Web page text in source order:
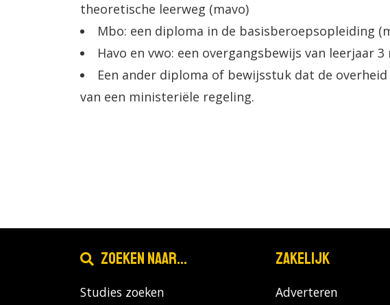
theoretische leerweg (mavo)
Mbo: een diploma in de basisberoepsopleiding
Havo en vwo: een overgangsbewijs van leerjaar
Een ander diploma of bewijsstuk dat de
van een ministeriële regeling.
Zoeken naar...
Studies zoeken
Zakelijk
Adverteren